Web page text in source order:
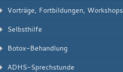
Vorträge, Fortbildungen, Workshops
Selbsthilfe
Botox-Behandlung
ADHS-Sprechstunde